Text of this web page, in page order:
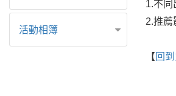
活動相簿
1.不同
2.推薦
【 回